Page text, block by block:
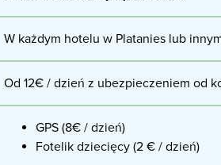
W każdym hotelu w Platanies lub
Od 12€ / dzień z ubezpieczeniem od
GPS (8€ / dzień)
Fotelik dziecięcy (2 € / dzień)